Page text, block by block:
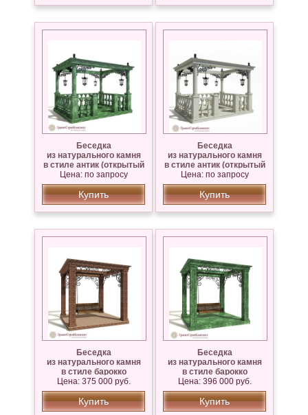
Беседка
из натурального камня
в стиле антик (открытый
верх),мрамор Змеевик
Цена: по запросу
Купить
Беседка
из натурального камня
в стиле антик (открытый
верх),мрамор Коелга
Цена: по запросу
Купить
Беседка
из натурального камня
в стиле барокко
и рококо,гранит
Капустинский
Цена: 375 000 руб.
Купить
Беседка
из натурального камня
в стиле барокко
и рококо,мрамор
Змеевик
Цена: 396 000 руб.
Купить